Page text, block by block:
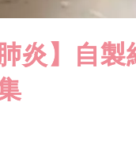
炎】自